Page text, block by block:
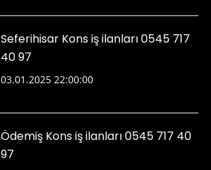
Seferihisar Kons iş ilanları 0545 717
40 97
03.01.2025 22:00:00
Ödemiş Kons iş ilanları 0545 717 40
97